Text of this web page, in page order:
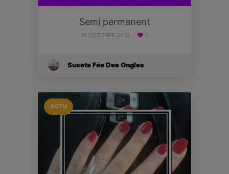
Semi permanent
19 OCTOBRE 2018 2
Susete Fée Des Ongles
ACTU